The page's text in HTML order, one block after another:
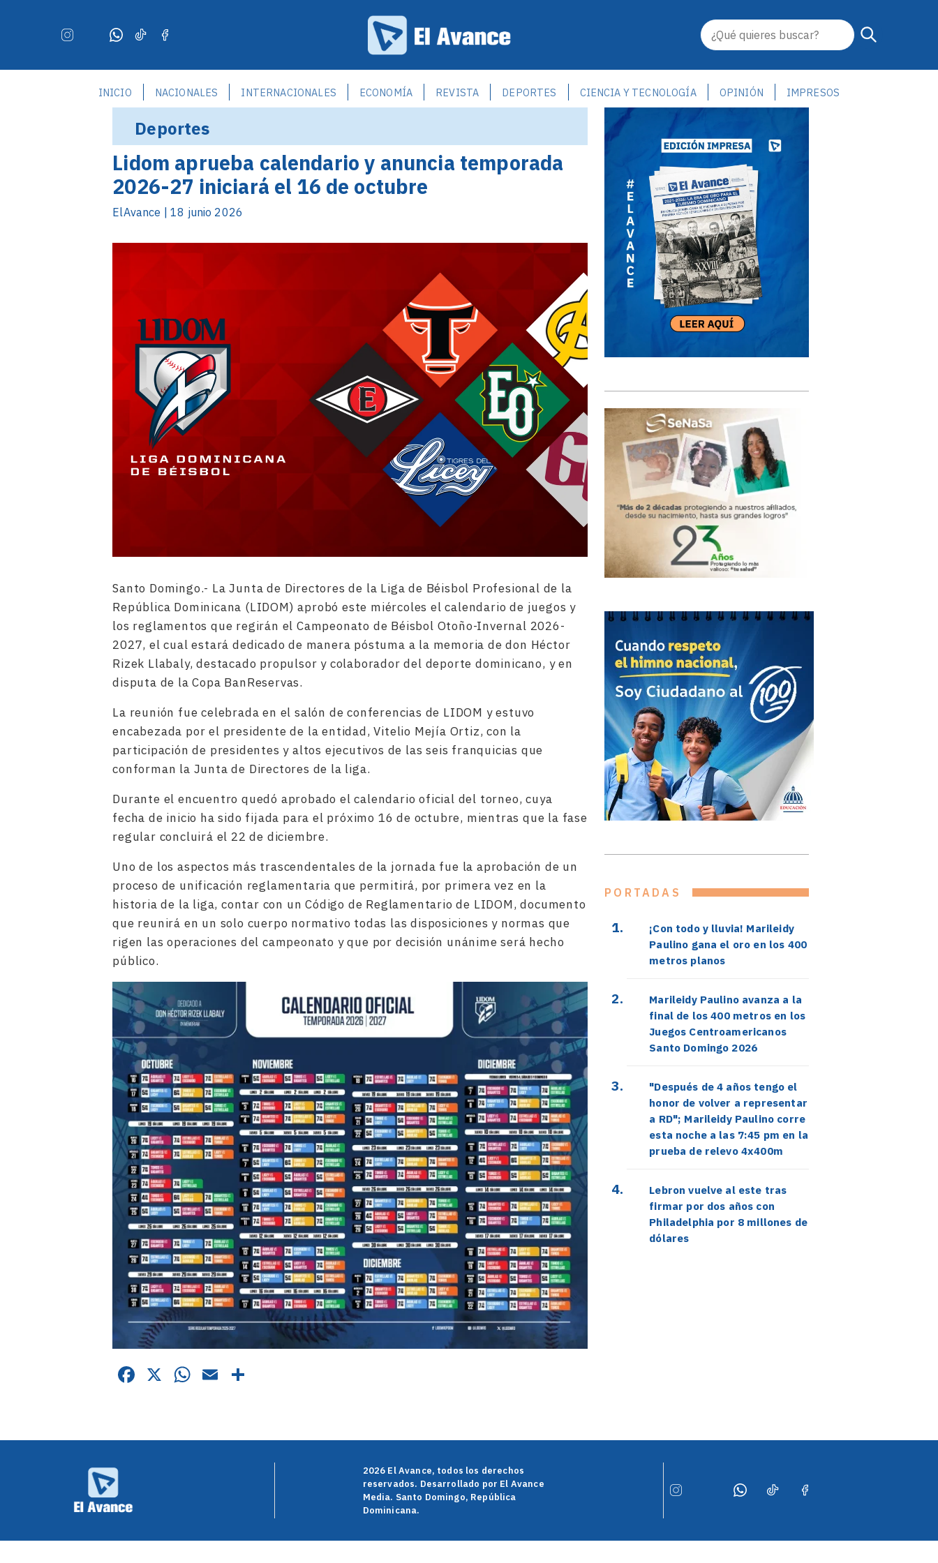
INICIO NACIONALES INTERNACIONALES ECONOMÍA REVISTA DEPORTES CIENCIA Y TECNOLOGÍA OPINIÓN IMPRESOS
Deportes
Lidom aprueba calendario y anuncia temporada
2026-27 iniciará el 16 de octubre
ElAvance | 18 junio 2026
Santo Domingo.- La Junta de Directores de la Liga de Béisbol Profesional de la
República Dominicana (LIDOM) aprobó este miércoles el calendario de juegos y
los reglamentos que regirán el Campeonato de Béisbol Otoño-Invernal 2026-
2027, el cual estará dedicado de manera póstuma a la memoria de don Héctor
Rizek Llabaly, destacado propulsor y colaborador del deporte dominicano, y en
disputa de la Copa BanReservas.
La reunión fue celebrada en el salón de conferencias de LIDOM y estuvo
encabezada por el presidente de la entidad, Vitelio Mejía Ortiz, con la
participación de presidentes y altos ejecutivos de las seis franquicias que
conforman la Junta de Directores de la liga.
Durante el encuentro quedó aprobado el calendario oficial del torneo, cuya
fecha de inicio ha sido fijada para el próximo 16 de octubre, mientras que la fase
regular concluirá el 22 de diciembre.
Uno de los aspectos más trascendentales de la jornada fue la aprobación de un
proceso de unificación reglamentaria que permitirá, por primera vez en la
historia de la liga, contar con un Código de Reglamentario de LIDOM, documento
que reunirá en un solo cuerpo normativo todas las disposiciones y normas que
rigen las operaciones del campeonato y que por decisión unánime será hecho
público.
Facebook
X WhatsApp
Email
PORTADAS
¡Con todo y lluvia! Marileidy
Paulino gana el oro en los 400
metros planos
Marileidy Paulino avanza a la
final de los 400 metros en los
Juegos Centroamericanos
Santo Domingo 2026
"Después de 4 años tengo el
honor de volver a representar
a RD"; Marileidy Paulino corre
esta noche a las 7:45 pm en la
prueba de relevo 4x400m
Lebron vuelve al este tras
firmar por dos años con
Philadelphia por 8 millones de
dólares
2026 El Avance, todos los derechos
reservados. Desarrollado por El Avance
Media. Santo Domingo, República
Dominicana.